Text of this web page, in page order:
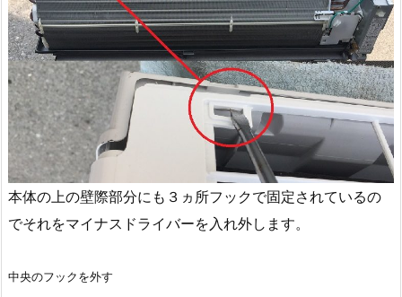
本体の上の壁際部分にも３ヵ所フックで固定されているの
でそれをマイナスドライバーを入れ外します。
中央のフックを外す